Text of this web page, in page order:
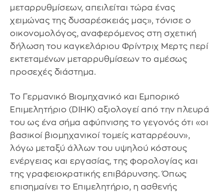
μεταρρυθμίσεων, απειλείται τώρα ένας
χειμώνας της δυσαρέσκειάς μας», τόνισε ο
οικονομολόγος, αναφερόμενος στη σχετική
δήλωση του καγκελάριου Φρίντριχ Μερτς περί
εκτεταμένων μεταρρυθμίσεων το αμέσως
προσεχές διάστημα.
Το Γερμανικό Βιομηχανικό και Εμπορικό
Επιμελητήριο (DIHK) αξιολογεί από την πλευρά
του ως ένα σήμα αφύπνισης το γεγονός ότι «οι
βασικοί βιομηχανικοί τομείς καταρρέουν»,
λόγω μεταξύ άλλων του υψηλού κόστους
ενέργειας και εργασίας, της φορολογίας και
της γραφειοκρατικής επιβάρυνσης. Όπως
επισημαίνει το Επιμελητήριο, η ασθενής